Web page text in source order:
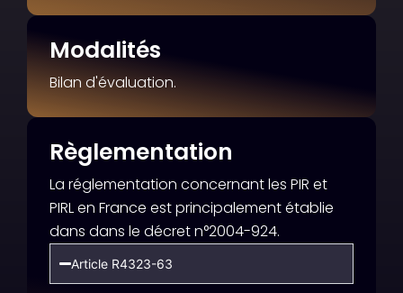
Modalités
Bilan d'évaluation.
Règlementation
La réglementation concernant les PIR et
PIRL en France est principalement établie
dans dans le décret n°2004-924.
Article R4323-63